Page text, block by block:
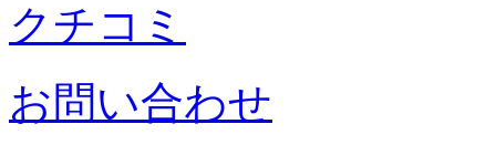
クチコミ
お問い合わせ